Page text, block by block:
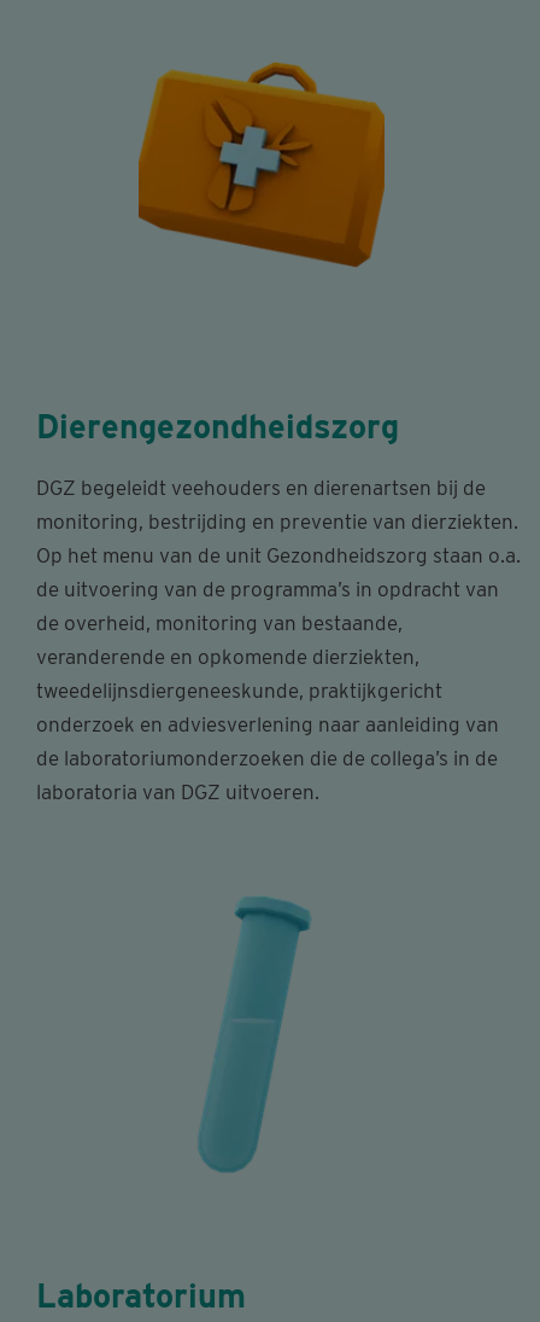
Dierengezondheidszorg
DGZ begeleidt veehouders en dierenartsen bij de
monitoring, bestrijding en preventie van dierziekten.
Op het menu van de unit Gezondheidszorg staan o.a.
de uitvoering van de programma’s in opdracht van
de overheid, monitoring van bestaande,
veranderende en opkomende dierziekten,
tweedelijnsdiergeneeskunde, praktijkgericht
onderzoek en adviesverlening naar aanleiding van
de laboratoriumonderzoeken die de collega’s in de
laboratoria van DGZ uitvoeren.
Laboratorium